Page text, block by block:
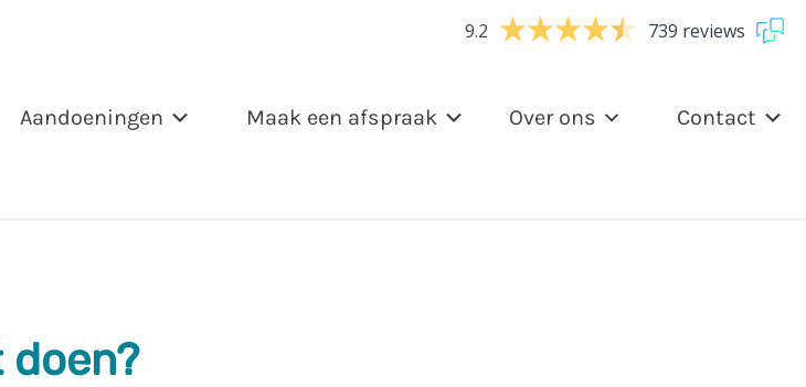
9.2 739 reviews
Aandoeningen Maak een afspraak Over ons Contact